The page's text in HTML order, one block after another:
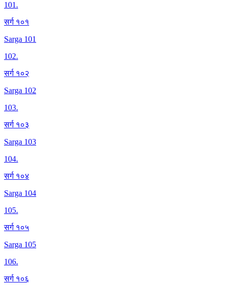
101.
सर्ग १०१
Sarga 101
102.
सर्ग १०२
Sarga 102
103.
सर्ग १०३
Sarga 103
104.
सर्ग १०४
Sarga 104
105.
सर्ग १०५
Sarga 105
106.
सर्ग १०६